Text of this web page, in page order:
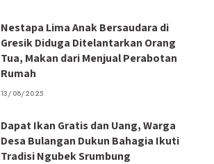
Nestapa Lima Anak Bersaudara di
Gresik Diduga Ditelantarkan Orang
Tua, Makan dari Menjual Perabotan
Rumah
13/08/2025
Dapat Ikan Gratis dan Uang, Warga
Desa Bulangan Dukun Bahagia Ikuti
Tradisi Ngubek Srumbung